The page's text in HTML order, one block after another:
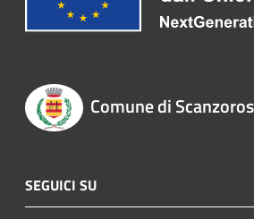
Comune di
SEGUICI SU